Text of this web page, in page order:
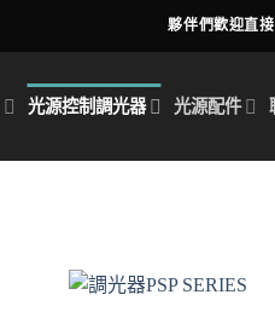
夥伴們歡迎直
光源控制調光器 光源配件